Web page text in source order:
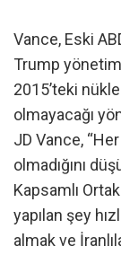
Vance, Eski
Trump
2015’teki
olmayacağı
JD Vance,
olmadığını
Kapsamlı
yapılan şey
almak ve